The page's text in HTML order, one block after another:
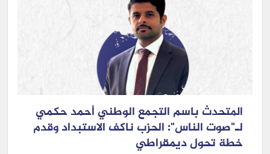
المتحدث باسم التجمع الوطني أحمد حكمي
لـ"صوت الناس": الحزب ناكف الاستبداد وقدم
خطة تحول ديمقراطي